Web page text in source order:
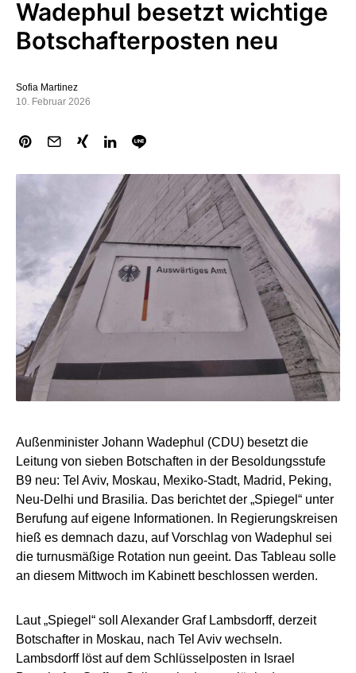
Wadephul besetzt wichtige
Botschafterposten neu
Sofia Martinez
10. Februar 2026
Außenminister Johann Wadephul (CDU) besetzt die
Leitung von sieben Botschaften in der Besoldungsstufe
B9 neu: Tel Aviv, Moskau, Mexiko-Stadt, Madrid, Peking,
Neu-Delhi und Brasilia. Das berichtet der „Spiegel“ unter
Berufung auf eigene Informationen. In Regierungskreisen
hieß es demnach dazu, auf Vorschlag von Wadephul sei
die turnusmäßige Rotation nun geeint. Das Tableau solle
an diesem Mittwoch im Kabinett beschlossen werden.
Laut „Spiegel“ soll Alexander Graf Lambsdorff, derzeit
Botschafter in Moskau, nach Tel Aviv wechseln.
Lambsdorff löst auf dem Schlüsselposten in Israel